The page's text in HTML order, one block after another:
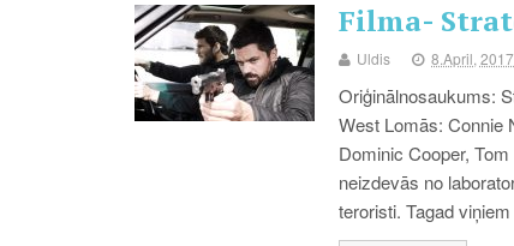
Filma-
Uldis 8.April, 2017
Oriģinālnosaukums:
West Lomās: Connie
Dominic Cooper,
neizdevās no
teroristi. Tagad